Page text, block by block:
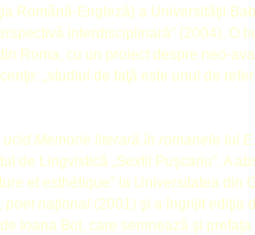
Română-Engleză) a Universităţii
interdisciplinară” (2004). O
Roma, cu un proiect despre neo-
„studiul de faţă este unul de
ucid.Memorie literară în romanele lui
de Lingvistică „Sextil Puşcariu”. A
et esthétique” la Universitatea
poet naţional (2001) şi a îngrijit ediţia
Ioana Bot, care semnează şi prefaţa